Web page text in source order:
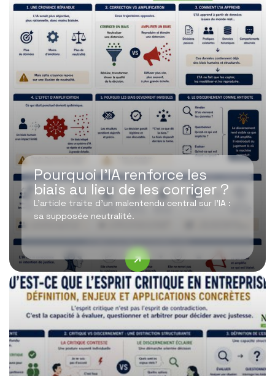
Pourquoi l’IA renforce les
biais au lieu de les corriger ?
L’article traite d’un malentendu central sur l’IA :
sa supposée neutralité.